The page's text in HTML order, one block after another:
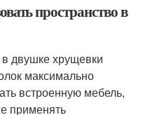
пространство в
двушке хрущевки
максимально
встроенную мебель,
применять